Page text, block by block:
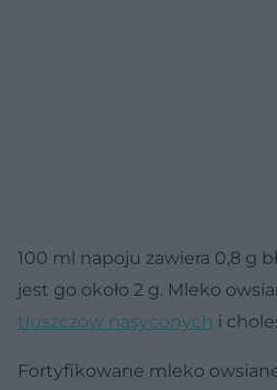
100 ml napoju zawiera 0,8 g
jest go około 2 g. Mleko
tłuszczów nasyconych i
Fortyfikowane mleko